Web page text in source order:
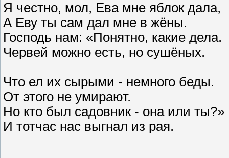
Я честно, мол, Ева мне яблок дала,
А Еву ты сам дал мне в жёны.
Господь нам: «Понятно, какие дела.
Червей можно есть, но сушёных.
Что ел их сырыми - немного беды.
От этого не умирают.
Но кто был садовник - она или ты?»
И тотчас нас выгнал из рая.